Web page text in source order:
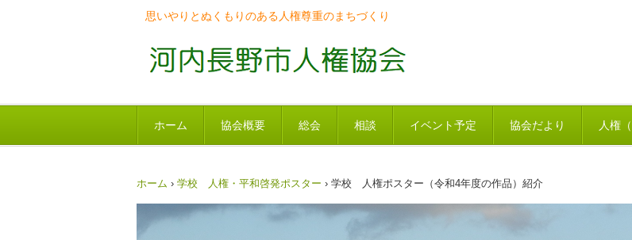
思いやりとぬくもりのある人権尊重のまちづくり
ホーム 協会概要 総会 相談 イベント予定 協会だより 人権
ホーム › 学校 人権・平和啓発ポスター › 学校 人権ポスター（令和4年度の作品）紹介